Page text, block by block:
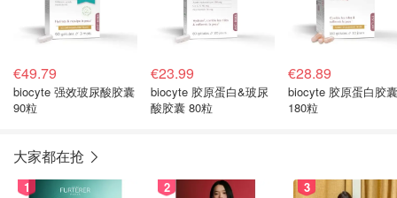
€49.79
biocyte 强效玻尿酸胶囊
90粒
€23.99
biocyte 胶原蛋白&玻尿
酸胶囊 80粒
€28.89
biocyte 胶原蛋白胶囊
180粒
大家都在抢
1 2 3